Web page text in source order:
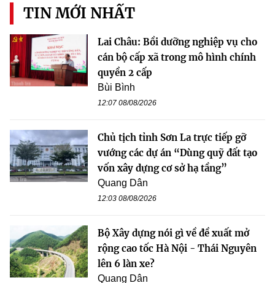
TIN MỚI NHẤT
Lai Châu: Bồi dưỡng nghiệp vụ cho
cán bộ cấp xã trong mô hình chính
quyền 2 cấp
Bùi Bình
12:07 08/08/2026
Chủ tịch tỉnh Sơn La trực tiếp gỡ
vướng các dự án “Dùng quỹ đất tạo
vốn xây dựng cơ sở hạ tầng”
Quang Dân
12:03 08/08/2026
Bộ Xây dựng nói gì về đề xuất mở
rộng cao tốc Hà Nội - Thái Nguyên
lên 6 làn xe?
Quang Dân